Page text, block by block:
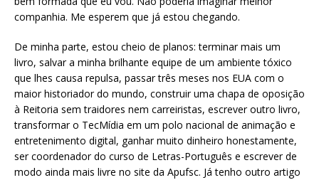
companhia. Me esperem que já estou chegando.
De minha parte, estou cheio de planos: terminar mais um
livro, salvar a minha brilhante equipe de um ambiente tóxico
que lhes causa repulsa, passar três meses nos EUA com o
maior historiador do mundo, construir uma chapa de oposição
à Reitoria sem traidores nem carreiristas, escrever outro livro,
transformar o TecMídia em um polo nacional de animação e
entretenimento digital, ganhar muito dinheiro honestamente,
ser coordenador do curso de Letras-Português e escrever de
modo ainda mais livre no site da Apufsc. Já tenho outro artigo